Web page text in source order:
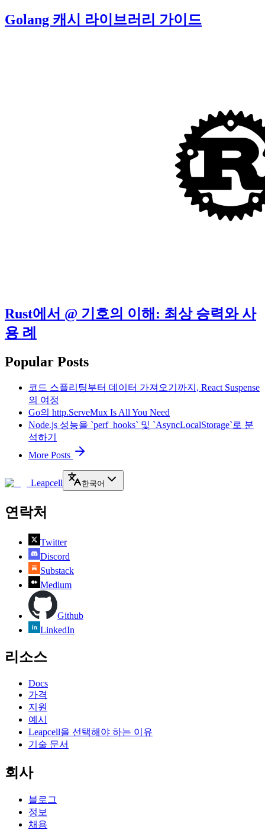
Golang 캐시 라이브러리 가이드
Rust에서 @ 기호의 이해: 최상 승력와 사
용 례
Popular Posts
코드 스플리팅부터 데이터 가져오기까지, React Suspense
의 여정
Go의 http.ServeMux Is All You Need
Node.js 성능을 `perf_hooks` 및 `AsyncLocalStorage`로 분
석하기
More Posts
Leapcell 한국어
연락처
Twitter
Discord
Substack
Medium
Github
LinkedIn
리소스
Docs
가격
지원
예시
Leapcell을 선택해야 하는 이유
기술 문서
회사
블로그
정보
채용